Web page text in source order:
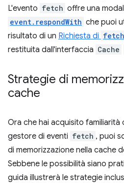
L'evento fetch offre una
event.respondWith che puoi
risultato di un Richiesta di fetch
restituita dall'interfaccia Cache
Strategie di
cache
Ora che hai acquisito familiarità
gestore di eventi fetch , puoi
di memorizzazione nella cache
Sebbene le possibilità siano
guida illustrerà le strategie